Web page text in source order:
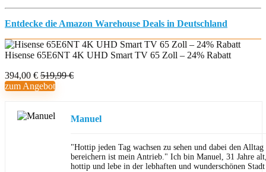
Entdecke die Amazon Warehouse Deals in Deutschland
Hisense 65E6NT 4K UHD Smart TV 65 Zoll – 24% Rabatt
394,00 € 519,99 €
zum Angebot
Manuel
"Hottip jeden Tag wachsen zu sehen und dabei den
bereichern ist mein Antrieb." Ich bin Manuel, 31 Jahre
hottip und lebe in der lebhaften und wunderschönen